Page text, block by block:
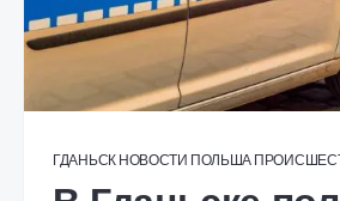
ГДАНЬСК НОВОСТИ ПОЛЬША